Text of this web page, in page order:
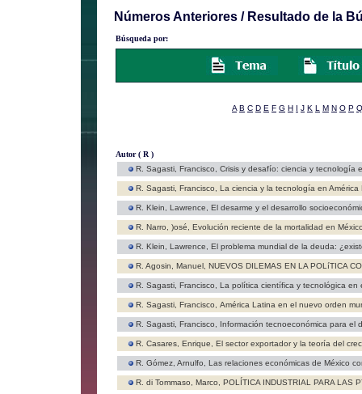
Números Anteriores / Resultado de la
Búsqueda por:
A B C D E F G H I J K L M N O P Q
Autor ( R )
R. Sagasti, Francisco, Crisis y desafío: ciencia y tecnología
R. Sagasti, Francisco, La ciencia y la tecnología en
R. Klein, Lawrence, El desarme y el desarrollo
R. Narro, )osé, Evolución reciente de la mortalidad en
R. Klein, Lawrence, El problema mundial de la deuda:
R. Agosin, Manuel, NUEVOS DILEMAS EN LA POLíTICA
R. Sagasti, Francisco, La política científica y tecnológica en
R. Sagasti, Francisco, América Latina en el nuevo orden
R. Sagasti, Francisco, Información tecnoeconómica para el
R. Casares, Enrique, El sector exportador y la teoría del
R. Gómez, Arnulfo, Las relaciones económicas de México
R. di Tommaso, Marco, POLÍTICA INDUSTRIAL PARA LAS